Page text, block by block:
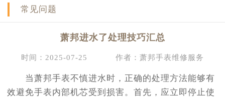
2026年6月萧邦售后服务中心最新网点地址：
节假日正常营业！
常见问题
萧邦进水了处理技巧汇总
时间：2025-07-25 作者：萧邦手表维修服务
当萧邦手表不慎进水时，正确的处理方法能够有
效避免手表内部机芯受到损害。首先，应立即停止使